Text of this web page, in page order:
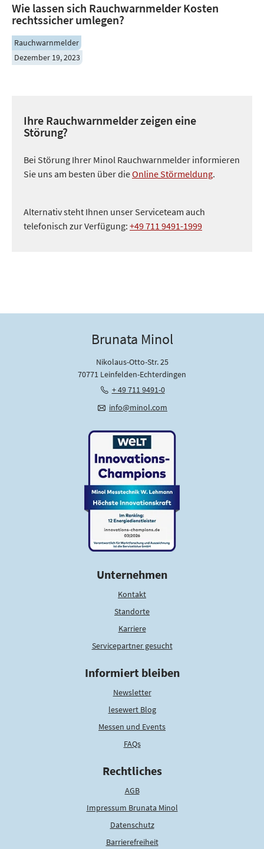
Wie lassen sich Rauchwarnmelder Kosten
rechtssicher umlegen?
Rauchwarnmelder
Dezember 19, 2023
Ihre Rauchwarnmelder zeigen eine
Störung?
Bei Störung Ihrer Minol Rauchwarnmelder informieren
Sie uns am besten über dieOnline Störmeldung.
Alternativ steht Ihnen unser Serviceteam auch
telefonisch zur Verfügung: +49 711 9491-1999
Brunata Minol
Nikolaus-Otto-Str. 25
70771 Leinfelden-Echterdingen
+ 49 711 9491-0
info@minol.com
Unternehmen
Kontakt
Standorte
Karriere
Servicepartner gesucht
Informiert bleiben
Newsletter
lesewert Blog
Messen und Events
FAQs
Rechtliches
AGB
Impressum Brunata Minol
Datenschutz
Barrierefreiheit